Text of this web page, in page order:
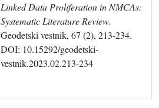
Linked Data Proliferation in NMCAs:
Systematic Literature Review.
Geodetski vestnik, 67 (2), 213-234.
DOI: 10.15292/geodetski-
vestnik.2023.02.213-234